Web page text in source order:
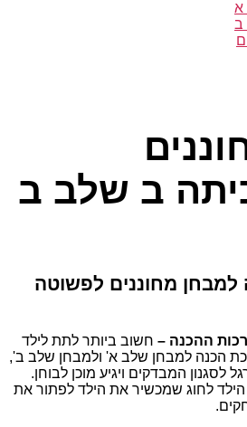
א
ב
ב שלב ב
מחוננים לפשוטה
ההכנה – חשוב ביותר לתת לילד
הכנה למבחן שלב א' ולמבחן שלב ב',
המבדקים ויגיע מוכן לבוחן.
לחוג שמכשיר את הילד לפתור את